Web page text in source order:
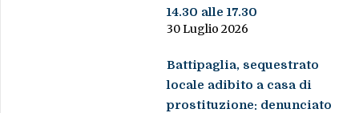
14.30 alle 17.30
30 Luglio 2026
Battipaglia, sequestrato
locale adibito a casa di
prostituzione: denunciato